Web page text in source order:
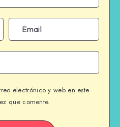
electrónico y web en este
que comente.